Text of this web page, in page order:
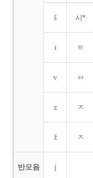
š 시*
t ㅌ
v ㅂ
z ㅈ
ž ㅈ
반모음 j